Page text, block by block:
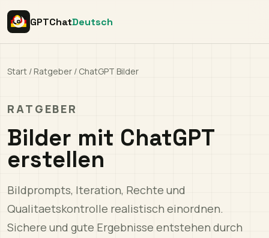
GPTChatDeutsch
Start / Ratgeber / ChatGPT Bilder
RATGEBER
Bilder mit ChatGPT
erstellen
Bildprompts, Iteration, Rechte und
Qualitaetskontrolle realistisch einordnen.
Sichere und gute Ergebnisse entstehen durch